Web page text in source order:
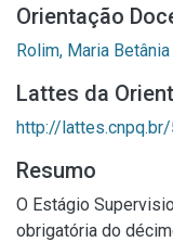
Orientação
Rolim, Maria
Lattes da
http://
Resumo
O Estágio
obrigatória do